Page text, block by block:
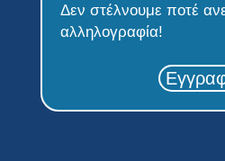
Δεν στέλνουμε ποτέ
αλληλογραφία!